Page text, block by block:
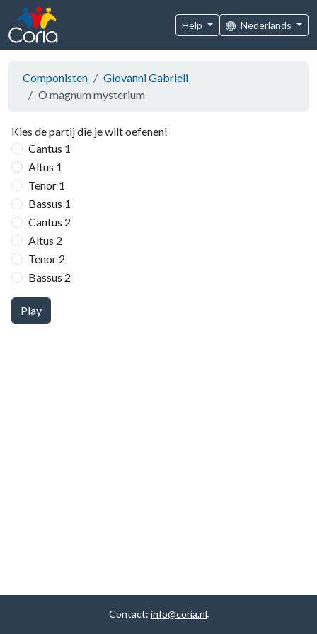
Help Nederlands
Componisten
Giovanni Gabrieli
O magnum mysterium
Kies de partij die je wilt oefenen!
Cantus 1
Altus 1
Tenor 1
Bassus 1
Cantus 2
Altus 2
Tenor 2
Bassus 2
Play
Contact: info@coria.nl.